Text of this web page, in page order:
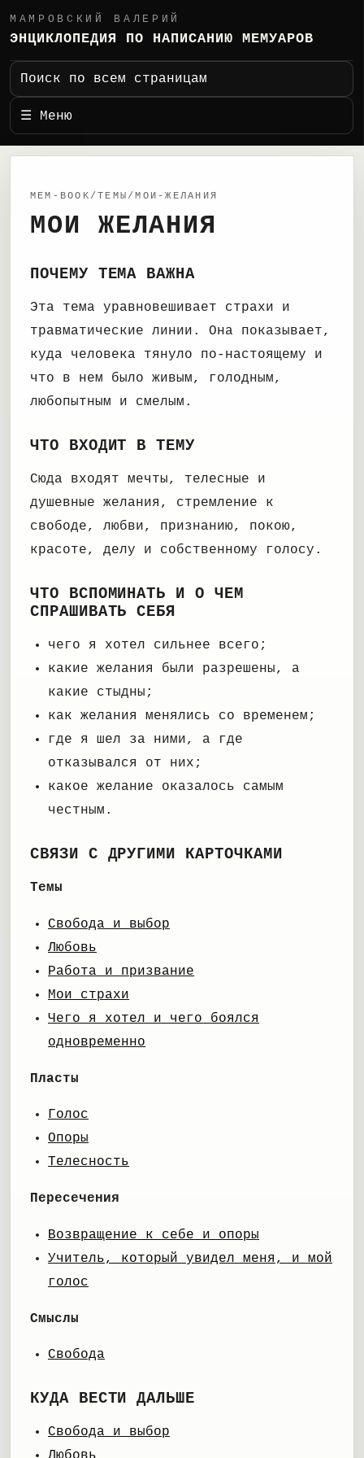
МАМРОВСКИЙ ВАЛЕРИЙ
ЭНЦИКЛОПЕДИЯ ПО НАПИСАНИЮ МЕМУАРОВ
Поиск по всем страницам
☰ Меню
MEM-BOOK/ТЕМЫ/МОИ-ЖЕЛАНИЯ
МОИ ЖЕЛАНИЯ
ПОЧЕМУ ТЕМА ВАЖНА
Эта тема уравновешивает страхи и
травматические линии. Она показывает,
куда человека тянуло по-настоящему и
что в нем было живым, голодным,
любопытным и смелым.
ЧТО ВХОДИТ В ТЕМУ
Сюда входят мечты, телесные и
душевные желания, стремление к
свободе, любви, признанию, покою,
красоте, делу и собственному голосу.
ЧТО ВСПОМИНАТЬ И О ЧЕМ
СПРАШИВАТЬ СЕБЯ
чего я хотел сильнее всего;
какие желания были разрешены, а
какие стыдны;
как желания менялись со временем;
где я шел за ними, а где
отказывался от них;
какое желание оказалось самым
честным.
СВЯЗИ С ДРУГИМИ КАРТОЧКАМИ
Темы
Свобода и выбор
Любовь
Работа и призвание
Мои страхи
Чего я хотел и чего боялся
одновременно
Пласты
Голос
Опоры
Телесность
Пересечения
Возвращение к себе и опоры
Учитель, который увидел меня, и мой
голос
Смыслы
Свобода
КУДА ВЕСТИ ДАЛЬШЕ
Свобода и выбор